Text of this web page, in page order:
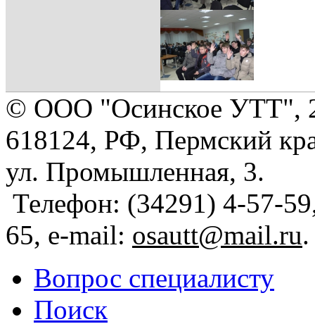
© ООО "Осинское УТТ",
618124, РФ, Пермский
ул. Промышленная, 3.
Телефон: (34291) 4-57-
65, e-mail: osautt@mail.ru.
Вопрос специалисту
Поиск